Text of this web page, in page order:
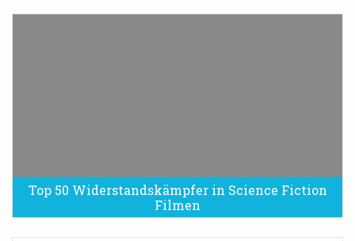
Top 50 Widerstandskämpfer in Science Fiction
Filmen